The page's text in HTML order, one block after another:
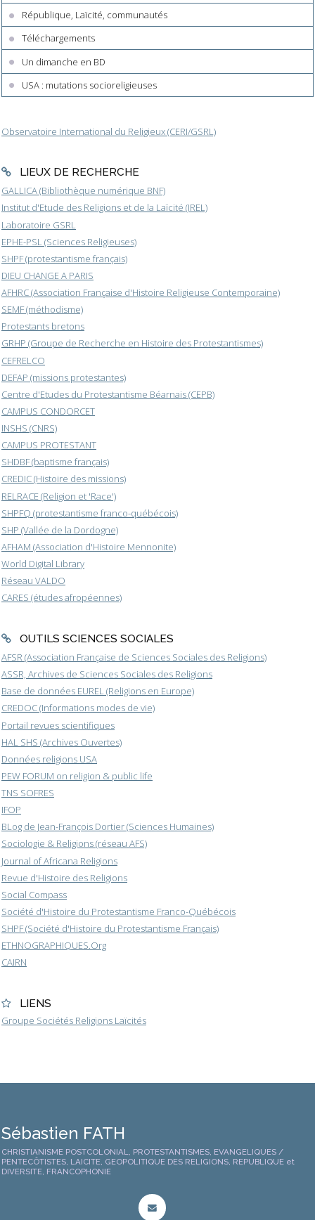
République, Laïcité, communautés
Téléchargements
Un dimanche en BD
USA : mutations socioreligieuses
Observatoire International du Religieux (CERI/GSRL)
LIEUX DE RECHERCHE
GALLICA (Bibliothèque numérique BNF)
Institut d'Etude des Religions et de la Laïcité (IREL)
Laboratoire GSRL
EPHE-PSL (Sciences Religieuses)
SHPF (protestantisme français)
DIEU CHANGE A PARIS
AFHRC (Association Française d'Histoire Religieuse Contemporaine)
SEMF (méthodisme)
Protestants bretons
GRHP (Groupe de Recherche en Histoire des Protestantismes)
CEFRELCO
DEFAP (missions protestantes)
Centre d'Etudes du Protestantisme Béarnais (CEPB)
CAMPUS CONDORCET
INSHS (CNRS)
CAMPUS PROTESTANT
SHDBF (baptisme français)
CREDIC (Histoire des missions)
RELRACE (Religion et 'Race')
SHPFQ (protestantisme franco-québécois)
SHP (Vallée de la Dordogne)
AFHAM (Association d'Histoire Mennonite)
World Digital Library
Réseau VALDO
CARES (études afropéennes)
OUTILS SCIENCES SOCIALES
AFSR (Association Française de Sciences Sociales des Religions)
ASSR, Archives de Sciences Sociales des Religions
Base de données EUREL (Religions en Europe)
CREDOC (Informations modes de vie)
Portail revues scientifiques
HAL SHS (Archives Ouvertes)
Données religions USA
PEW FORUM on religion & public life
TNS SOFRES
IFOP
BLog de Jean-François Dortier (Sciences Humaines)
Sociologie & Religions (réseau AFS)
Journal of Africana Religions
Revue d'Histoire des Religions
Social Compass
Société d'Histoire du Protestantisme Franco-Québécois
SHPF (Société d'Histoire du Protestantisme Français)
ETHNOGRAPHIQUES.Org
CAIRN
LIENS
Groupe Sociétés Religions Laïcités
Sébastien FATH
CHRISTIANISME POSTCOLONIAL, PROTESTANTISMES, EVANGELIQUES /
PENTECÔTISTES, LAICITE, GEOPOLITIQUE DES RELIGIONS, REPUBLIQUE et
DIVERSITE, FRANCOPHONIE